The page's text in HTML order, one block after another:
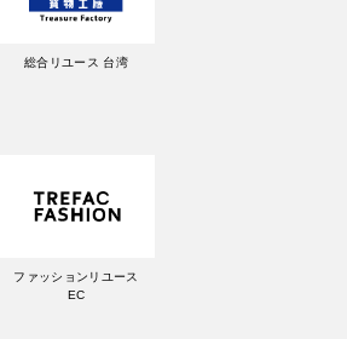
総合リユース 台湾
ファッションリユース
EC